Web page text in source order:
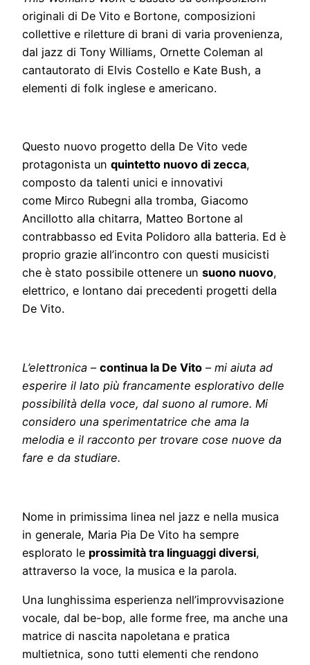
originali di De Vito e Bortone, composizioni
collettive e riletture di brani di varia provenienza,
dal jazz di Tony Williams, Ornette Coleman al
cantautorato di Elvis Costello e Kate Bush, a
elementi di folk inglese e americano.
Questo nuovo progetto della De Vito vede
protagonista un quintetto nuovo di zecca,
composto da talenti unici e innovativi
come Mirco Rubegni alla tromba, Giacomo
Ancillotto alla chitarra, Matteo Bortone al
contrabbasso ed Evita Polidoro alla batteria. Ed è
proprio grazie all’incontro con questi musicisti
che è stato possibile ottenere un suono nuovo,
elettrico, e lontano dai precedenti progetti della
De Vito.
L’elettronica – continua la De Vito – mi aiuta ad
esperire il lato più francamente esplorativo delle
possibilità della voce, dal suono al rumore. Mi
considero una sperimentatrice che ama la
melodia e il racconto per trovare cose nuove da
fare e da studiare.
Nome in primissima linea nel jazz e nella musica
in generale, Maria Pia De Vito ha sempre
esplorato le prossimità tra linguaggi diversi,
attraverso la voce, la musica e la parola.
Una lunghissima esperienza nell’improvvisazione
vocale, dal be-bop, alle forme free, ma anche una
matrice di nascita napoletana e pratica
multietnica, sono tutti elementi che rendono